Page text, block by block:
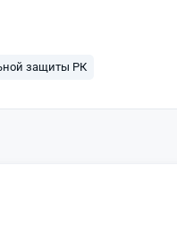
защиты РК